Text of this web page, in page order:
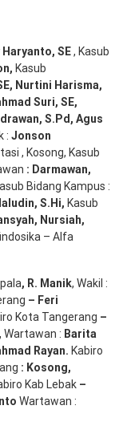
Haryanto, SE, Kasub
, Kasub
Nurtini Harisma,
Suri, SE,
, S.Pd , Agus
: Jonson
, Kosong, Kasub
: Darmawan,
Bidang Kampus :
, S.Hi, Kasub
, Nursiah,
– Alfa
, R. Manik, Wakil :
– Feri
Kota Tangerang –
Wartawan : Barita
Rayan. Kabiro
: Kosong,
Kab Lebak –
Wartawan :